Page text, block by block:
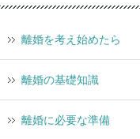
離婚を考え始めたら
離婚の基礎知識
離婚に必要な準備